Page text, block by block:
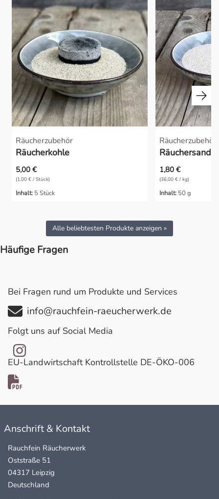
Räucherzubehör
Räucherkohle
5,00 €
(1,00 € / Stück)
Inhalt: 5 Stück
Räucherzubehör
Räuchersand
1,80 €
(36,00 € / kg)
Inhalt: 50 g
Alle beliebtesten Produkte anzeigen »
Häufige Fragen
Bei Fragen rund um Produkte und Services
info@rauchfein-raeucherwerk.de
Folgt uns auf Social Media
EU-Landwirtschaft Kontrollstelle DE-ÖKO-006
Anschrift & Kontakt
Rauchfein Räucherwerk
Oststraße 51
04317 Leipzig
Deutschland